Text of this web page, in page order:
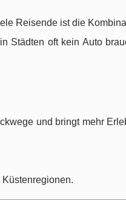
Reisende ist die
Städten oft kein Auto
und bringt mehr